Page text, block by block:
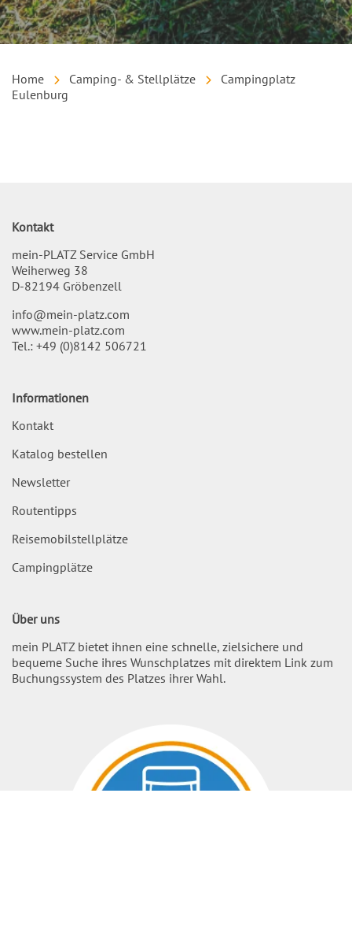
Home Camping- & Stellplätze
Campingplatz
Eulenburg
Kontakt
mein-PLATZ Service GmbH
Weiherweg 38
D-82194 Gröbenzell
info@mein-platz.com
www.mein-platz.com
Tel.: +49 (0)8142 506721
Informationen
Kontakt
Katalog bestellen
Newsletter
Routentipps
Reisemobilstellplätze
Campingplätze
Über uns
mein PLATZ bietet ihnen eine schnelle, zielsichere und
bequeme Suche ihres Wunschplatzes mit direktem Link zum
Buchungssystem des Platzes ihrer Wahl.